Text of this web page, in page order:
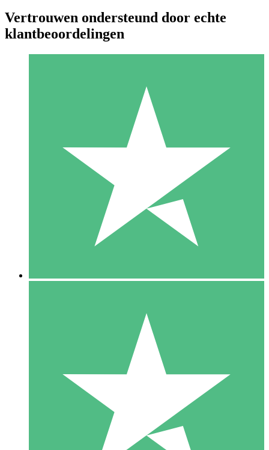
Individuele Creditpakketten
Betaal per gebruik met downloadtegoeden. Geen maandelijkse
1000
10 Downloaden
20 00
Vertrouwen ondersteund door echte
klantbeoordelingen